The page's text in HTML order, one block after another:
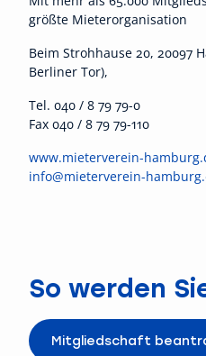
größte Mieterorganisation
Beim Strohhause 20, 20097
Berliner Tor),
Tel. 040 / 8 79 79-0
Fax 040 / 8 79 79-110
www.mieterverein-
info@mieterverein-
So werden
Mitgliedschaft